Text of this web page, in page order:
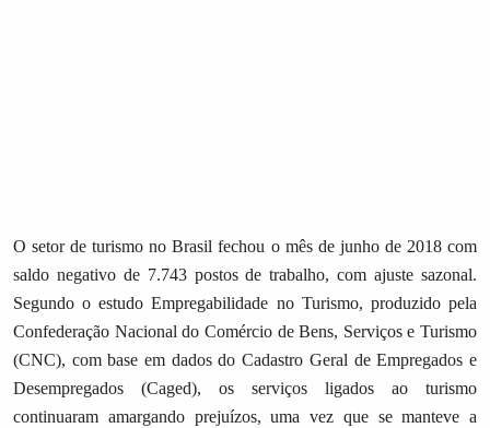
O setor de turismo no Brasil fechou o mês de junho de 2018 com
saldo negativo de 7.743 postos de trabalho, com ajuste sazonal.
Segundo o estudo Empregabilidade no Turismo, produzido pela
Confederação Nacional do Comércio de Bens, Serviços e Turismo
(CNC), com base em dados do Cadastro Geral de Empregados e
Desempregados (Caged), os serviços ligados ao turismo
continuaram amargando prejuízos, uma vez que se manteve a